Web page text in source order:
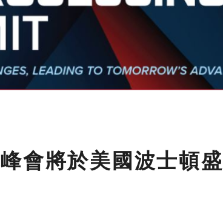
會將於美國波士頓